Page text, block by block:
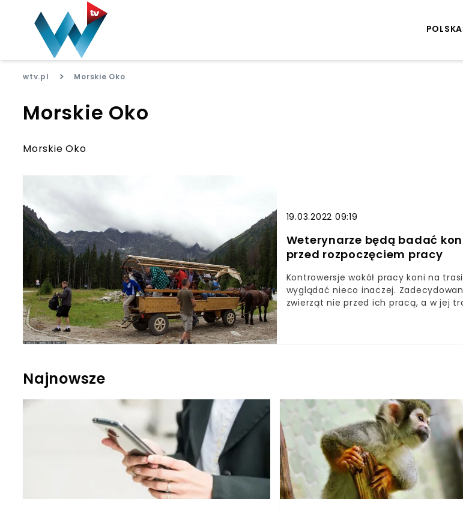
POLSKA
wtv.pl > Morskie Oko
Morskie Oko
Morskie Oko
19.03.2022 09:19
Weterynarze będą badać
przed rozpoczęciem pracy
Kontrowersje wokół pracy koni na
wyglądać nieco inaczej.
zwierząt nie przed ich pracą, a w jej
Najnowsze